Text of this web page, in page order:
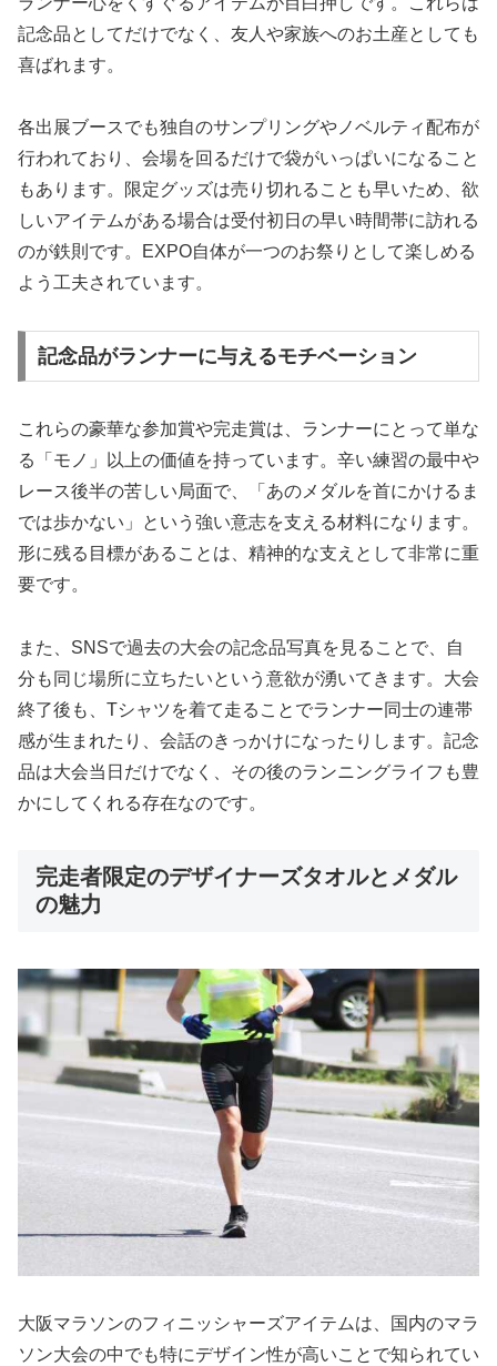
記念品としてだけでなく、友人や家族へのお土産としても
喜ばれます。
各出展ブースでも独自のサンプリングやノベルティ配布が
行われており、会場を回るだけで袋がいっぱいになること
もあります。限定グッズは売り切れることも早いため、欲
しいアイテムがある場合は受付初日の早い時間帯に訪れる
のが鉄則です。EXPO自体が一つのお祭りとして楽しめる
よう工夫されています。
記念品がランナーに与えるモチベーション
これらの豪華な参加賞や完走賞は、ランナーにとって単な
る「モノ」以上の価値を持っています。辛い練習の最中や
レース後半の苦しい局面で、「あのメダルを首にかけるま
では歩かない」という強い意志を支える材料になります。
形に残る目標があることは、精神的な支えとして非常に重
要です。
また、SNSで過去の大会の記念品写真を見ることで、自
分も同じ場所に立ちたいという意欲が湧いてきます。大会
終了後も、Tシャツを着て走ることでランナー同士の連帯
感が生まれたり、会話のきっかけになったりします。記念
品は大会当日だけでなく、その後のランニングライフも豊
かにしてくれる存在なのです。
完走者限定のデザイナーズタオルとメダル
の魅力
大阪マラソンのフィニッシャーズアイテムは、国内のマラ
ソン大会の中でも特にデザイン性が高いことで知られてい